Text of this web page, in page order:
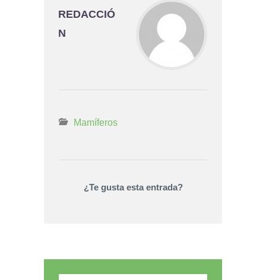
REDACCIÓ
N
Mamíferos
¿Te gusta esta entrada?